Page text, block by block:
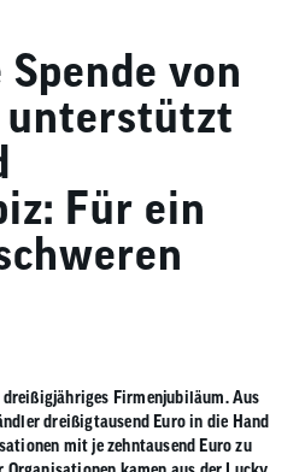
das
Ergebnis
zu
gelangen.
Benutzer
von
unterstützt
Für ein
dreißigjähriges Firmenjubiläum. Aus
dreißigtausend Euro in die Hand
mit je zehntausend Euro zu